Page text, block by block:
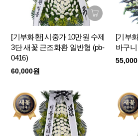
[기부화환] 시중가 10만원 수제
3단 새꽃 근조화환 일반형 (pb-
0416)
60,000원
[기부
바구